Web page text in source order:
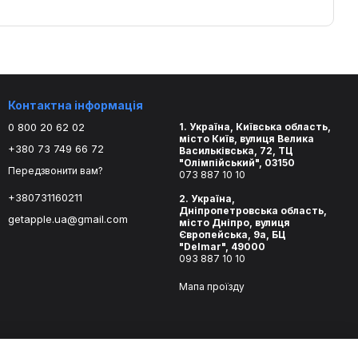
Контактна інформація
0 800 20 62 02
+380 73 749 66 72
Передзвонити вам?
+380731160211
getapple.ua@gmail.com
1. Україна, Київська область,
місто Київ, вулиця Велика
Васильківська, 72, ТЦ
"Олімпійський", 03150
073 887 10 10
2. Україна,
Дніпропетровська область,
місто Дніпро, вулиця
Європейська, 9а, БЦ
"Delmar", 49000
093 887 10 10
Мапа проїзду